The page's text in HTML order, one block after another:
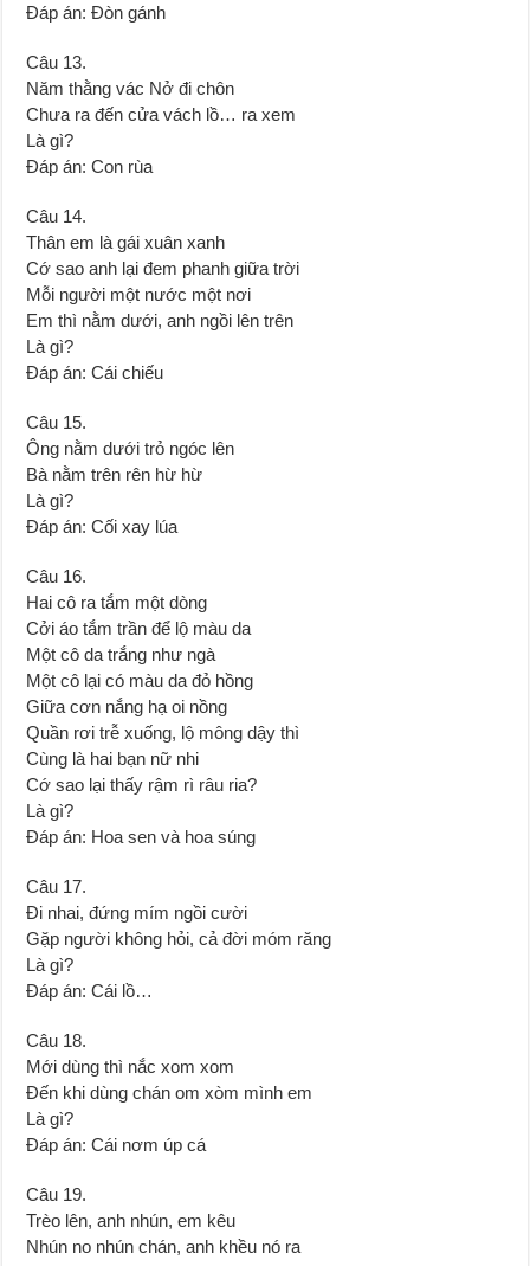
Đáp án: Đòn gánh
Câu 13.
Năm thằng vác Nở đi chôn
Chưa ra đến cửa vách lồ… ra xem
Là gì?
Đáp án: Con rùa
Câu 14.
Thân em là gái xuân xanh
Cớ sao anh lại đem phanh giữa trời
Mỗi người một nước một nơi
Em thì nằm dưới, anh ngồi lên trên
Là gì?
Đáp án: Cái chiếu
Câu 15.
Ông nằm dưới trỏ ngóc lên
Bà nằm trên rên hừ hừ
Là gì?
Đáp án: Cối xay lúa
Câu 16.
Hai cô ra tắm một dòng
Cởi áo tắm trần để lộ màu da
Một cô da trắng như ngà
Một cô lại có màu da đỏ hồng
Giữa cơn nắng hạ oi nồng
Quần rơi trễ xuống, lộ mông dậy thì
Cùng là hai bạn nữ nhi
Cớ sao lại thấy rậm rì râu ria?
Là gì?
Đáp án: Hoa sen và hoa súng
Câu 17.
Đi nhai, đứng mím ngồi cười
Gặp người không hỏi, cả đời móm răng
Là gì?
Đáp án: Cái lồ…
Câu 18.
Mới dùng thì nắc xom xom
Đến khi dùng chán om xòm mình em
Là gì?
Đáp án: Cái nơm úp cá
Câu 19.
Trèo lên, anh nhún, em kêu
Nhún no nhún chán, anh khều nó ra